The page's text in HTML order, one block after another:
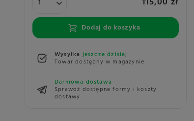
Dodaj do koszyka
Wysyłkajeszcze dzisiaj
Towar dostępny w magazynie
Darmowa dostawa
Sprawdź dostępne formy i koszty
dostawy